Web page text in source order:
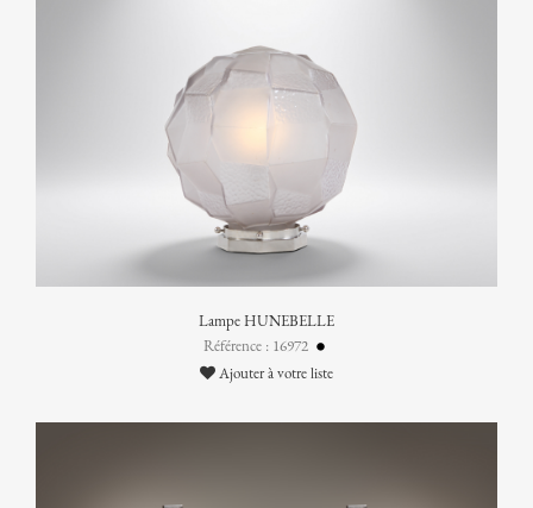
Lampe HUNEBELLE
Référence : 16972
Ajouter à votre liste